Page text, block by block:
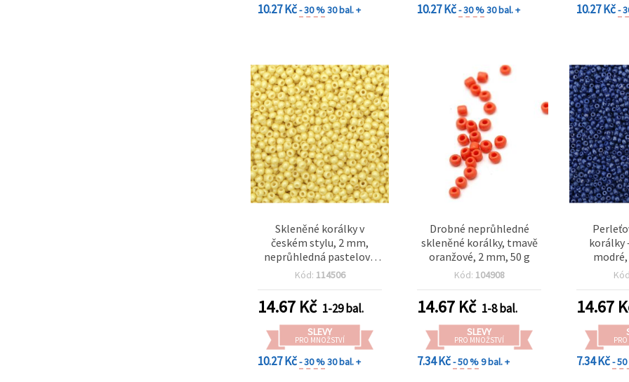
10.27 Kč- 30 %30 bal. + 10.27 Kč- 30 %30 bal. + 10.27 Kč-
Skleněné korálky v
českém stylu, 2 mm,
neprůhledná pastelová
žlutá, 15 g (~2050 ks)
Kód: 114506
14.67 Kč 1-29 bal.
SLEVY
PRO MNOŽSTVÍ
10.27 Kč- 30 %30 bal. +
Drobné neprůhledné
skleněné korálky, tmavě
oranžové, 2 mm, 50 g
Kód: 104908
14.67 Kč 1-8 bal.
SLEVY
PRO MNOŽSTVÍ
7.34 Kč- 50 %9 bal. +
korálky
ideální
dekorace
14.67
7.34 Kč-